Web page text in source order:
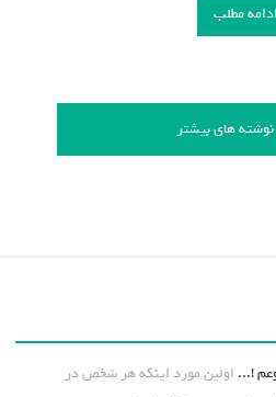
ادامه مطلب
های بیشتر
!... اولین مورد اینکه هر شخص در